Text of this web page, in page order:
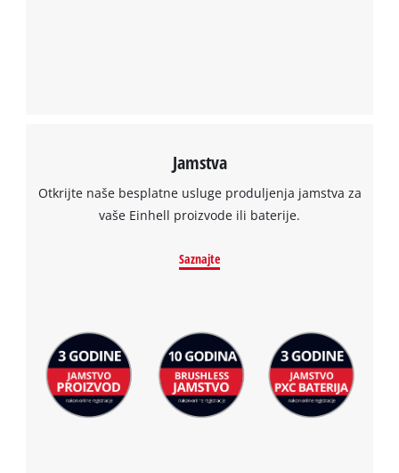
Jamstva
Otkrijte naše besplatne usluge produljenja jamstva za
vaše Einhell proizvode ili baterije.
Saznajte